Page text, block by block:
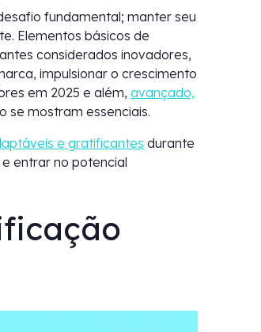
fundamental; manter seu
Elementos básicos de
considerados inovadores,
impulsionar o crescimento
em 2025 e além, avançado,
se mostram essenciais.
e gratificantes durante
entrar no potencial